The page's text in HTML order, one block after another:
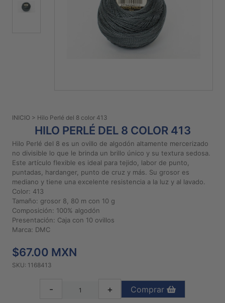
MARCAS
Preguntas
frecuentes
Aviso De
Privacidad
Políticas
Compra
Diseños
INICIO > Hilo Perlé del 8 color 413
HILO PERLÉ DEL 8 COLOR 413
Hilo Perlé del 8 es un ovillo de algodón altamente mercerizado
no divisible lo que le brinda un brillo único y su textura sedosa.
Este artículo flexible es ideal para tejido, labor de punto,
puntadas, hardanger, punto de cruz y más. Su grosor es
mediano y tiene una excelente resistencia a la luz y al lavado.
Color: 413
Tamaño: grosor 8, 80 m con 10 g
Composición: 100% algodón
Presentación: Caja con 10 ovillos
Marca: DMC
$67.00 MXN
SKU: 1168413
- + Comprar